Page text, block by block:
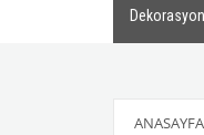
Dekorasyon
ANASAYFA